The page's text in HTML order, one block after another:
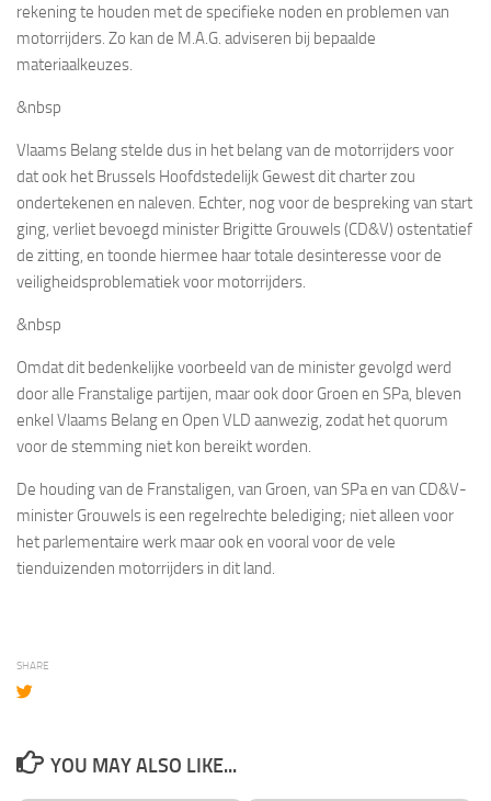
rekening te houden met de specifieke noden en problemen van
motorrijders. Zo kan de M.A.G. adviseren bij bepaalde
materiaalkeuzes.
&nbsp
Vlaams Belang stelde dus in het belang van de motorrijders voor
dat ook het Brussels Hoofdstedelijk Gewest dit charter zou
ondertekenen en naleven. Echter, nog voor de bespreking van start
ging, verliet bevoegd minister Brigitte Grouwels (CD&V) ostentatief
de zitting, en toonde hiermee haar totale desinteresse voor de
veiligheidsproblematiek voor motorrijders.
&nbsp
Omdat dit bedenkelijke voorbeeld van de minister gevolgd werd
door alle Franstalige partijen, maar ook door Groen en SPa, bleven
enkel Vlaams Belang en Open VLD aanwezig, zodat het quorum
voor de stemming niet kon bereikt worden.
De houding van de Franstaligen, van Groen, van SPa en van CD&V-
minister Grouwels is een regelrechte belediging; niet alleen voor
het parlementaire werk maar ook en vooral voor de vele
tienduizenden motorrijders in dit land.
SHARE
YOU MAY ALSO LIKE...